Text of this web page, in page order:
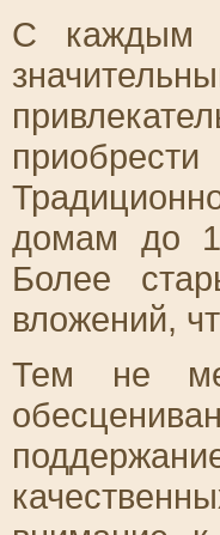
С каждым
домам до
Более
вложений,
Тем не